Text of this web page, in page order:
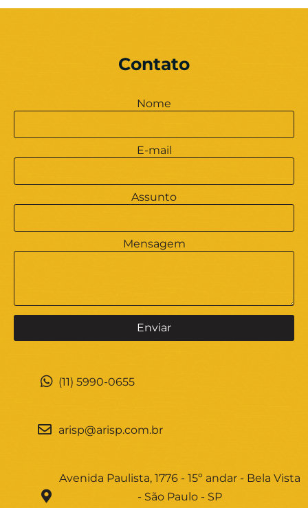
Contato
Nome
E-mail
Assunto
Mensagem
(11) 5990-0655
arisp@arisp.com.br
Avenida Paulista, 1776 - 15º andar - Bela Vista
- São Paulo - SP